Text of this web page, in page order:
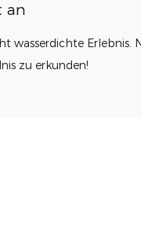
an
wasserdichte Erlebnis.
zu erkunden!